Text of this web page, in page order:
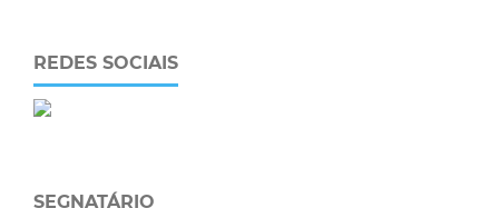
REDES SOCIAIS
SEGNATÁRIO